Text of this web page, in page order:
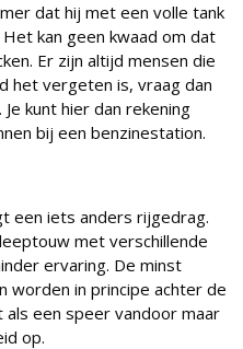
dat hij met een volle tank
kan geen kwaad om dat
Er zijn altijd mensen die
het vergeten is, vraag dan
kunt hier dan rekening
bij een benzinestation.
een iets anders rijgedrag.
met verschillende
ervaring. De minst
worden in principe achter de
een speer vandoor maar
op.